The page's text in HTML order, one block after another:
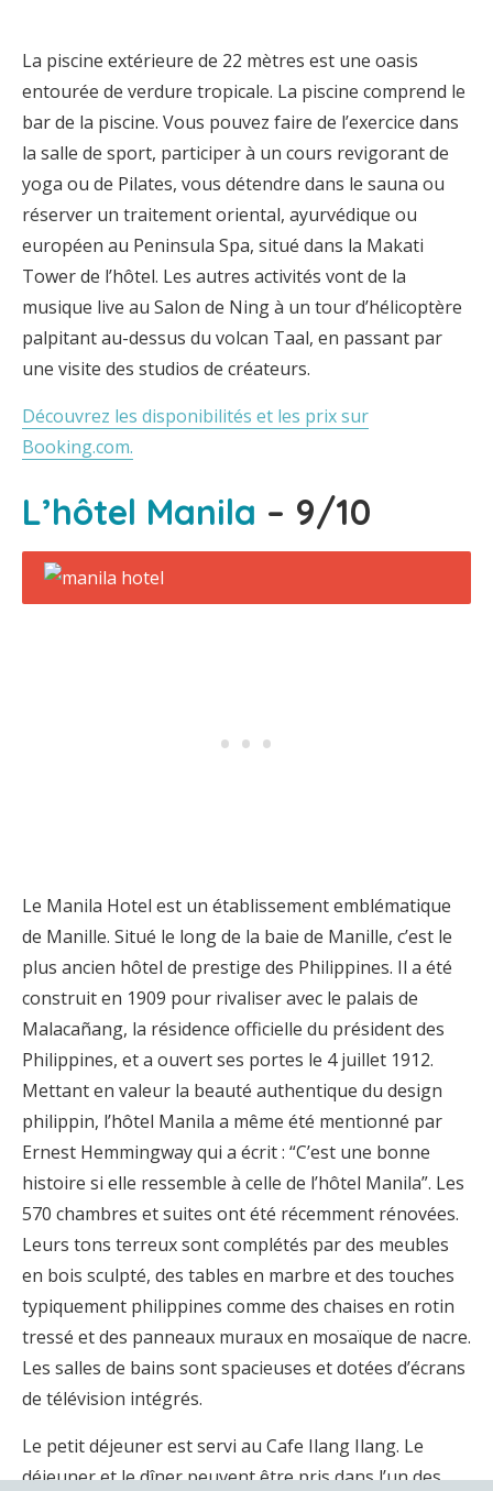
La piscine extérieure de 22 mètres est une oasis
entourée de verdure tropicale. La piscine comprend le
bar de la piscine. Vous pouvez faire de l’exercice dans
la salle de sport, participer à un cours revigorant de
yoga ou de Pilates, vous détendre dans le sauna ou
réserver un traitement oriental, ayurvédique ou
européen au Peninsula Spa, situé dans la Makati
Tower de l’hôtel. Les autres activités vont de la
musique live au Salon de Ning à un tour d’hélicoptère
palpitant au-dessus du volcan Taal, en passant par
une visite des studios de créateurs.
Découvrez les disponibilités et les prix sur
Booking.com.
L’hôtel Manila – 9/10
Le Manila Hotel est un établissement emblématique
de Manille. Situé le long de la baie de Manille, c’est le
plus ancien hôtel de prestige des Philippines. Il a été
construit en 1909 pour rivaliser avec le palais de
Malacañang, la résidence officielle du président des
Philippines, et a ouvert ses portes le 4 juillet 1912.
Mettant en valeur la beauté authentique du design
philippin, l’hôtel Manila a même été mentionné par
Ernest Hemmingway qui a écrit : “C’est une bonne
histoire si elle ressemble à celle de l’hôtel Manila”. Les
570 chambres et suites ont été récemment rénovées.
Leurs tons terreux sont complétés par des meubles
en bois sculpté, des tables en marbre et des touches
typiquement philippines comme des chaises en rotin
tressé et des panneaux muraux en mosaïque de nacre.
Les salles de bains sont spacieuses et dotées d’écrans
de télévision intégrés.
Le petit déjeuner est servi au Cafe Ilang Ilang. Le
déjeuner et le dîner peuvent être pris dans l’un des